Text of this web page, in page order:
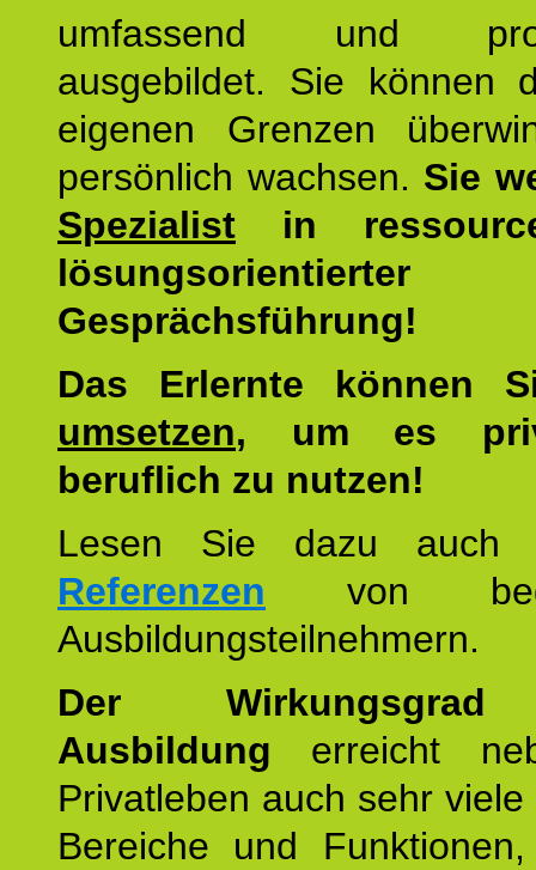
umfassend und
ausgebildet. Sie können
eigenen Grenzen
persönlich wachsen. Sie
Spezialist in
lösungsorientierter
Gesprächsführung!
Das Erlernte können
umsetzen, um es
beruflich zu nutzen!
Lesen Sie dazu
Referenzen von
Ausbildungsteilnehmern.
Der
Ausbildung erreicht
Privatleben auch sehr
Bereiche und